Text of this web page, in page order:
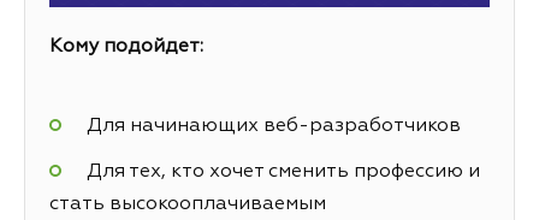
Кому подойдет:
Для начинающих веб-разработчиков
Для тех, кто хочет сменить профессию и
стать высокооплачиваемым